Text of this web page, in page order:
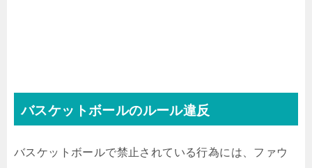
バスケットボールのルール違反
バスケットボールで禁止されている行為には、ファウ